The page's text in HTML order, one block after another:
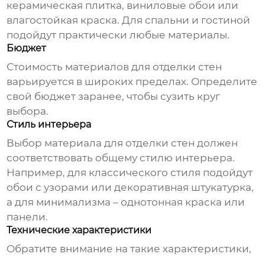
керамическая плитка, виниловые обои или
влагостойкая краска. Для спальни и гостиной
подойдут практически любые материалы.
Бюджет
Стоимость материалов для отделки стен
варьируется в широких пределах. Определите
свой бюджет заранее, чтобы сузить круг
выбора.
Стиль интерьера
Выбор материала для отделки стен должен
соответствовать общему стилю интерьера.
Например, для классического стиля подойдут
обои с узорами или декоративная штукатурка,
а для минимализма – однотонная краска или
панели.
Технические характеристики
Обратите внимание на такие характеристики,